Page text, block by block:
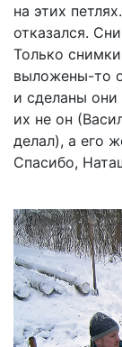
на этих
отказался.
Только
выложены-то
и сделаны
их не он
делал), а его
Спасибо,